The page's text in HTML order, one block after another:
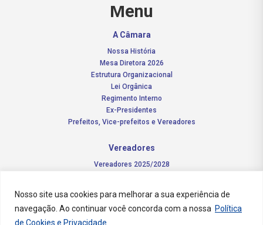
Nosso site usa cookies para melhorar a sua experiência de
navegação. Ao continuar você concorda com a nossa Política
de Cookies e Privacidade
Menu
A Câmara
Nossa História
Mesa Diretora 2026
Estrutura Organizacional
Lei Orgânica
Regimento Interno
Ex-Presidentes
Prefeitos, Vice-prefeitos e Vereadores
Vereadores
Vereadores 2025/2028
Notícias